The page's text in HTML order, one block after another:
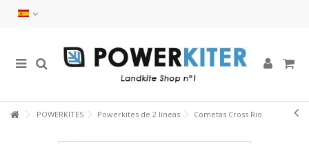
POWERKITES Powerkites de 2 líneas Cometas Cross Rio